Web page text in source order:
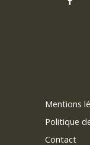
Mentions
Politique
Contact